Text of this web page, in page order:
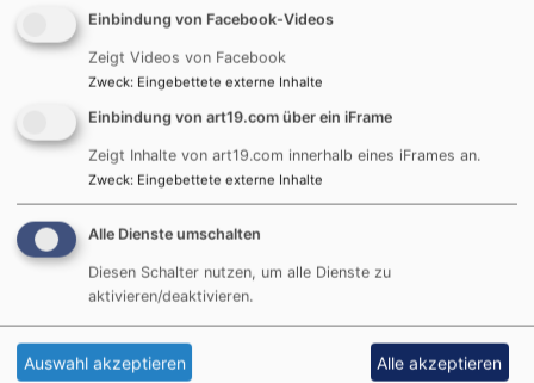
Einbindung von Facebook-Videos
Zeigt Videos von Facebook
Zweck: Eingebettete externe Inhalte
Einbindung von art19.com über ein iFrame
Zeigt Inhalte von art19.com innerhalb eines iFrames an.
Zweck: Eingebettete externe Inhalte
Alle Dienste umschalten
Diesen Schalter nutzen, um alle Dienste zu
aktivieren/deaktivieren.
Auswahl akzeptieren Alle akzeptieren